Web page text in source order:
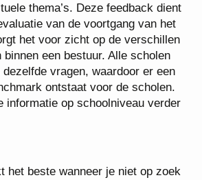
thema’s. Deze feedback dient
van de voortgang van het
het voor zicht op de verschillen
een bestuur. Alle scholen
vragen, waardoor er een
ontstaat voor de scholen.
informatie op schoolniveau verder
het beste wanneer je niet op zoek